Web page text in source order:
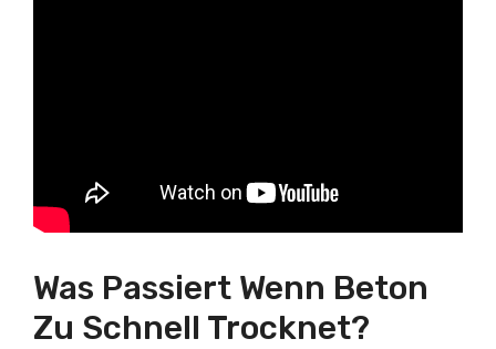
Was Passiert Wenn Beton
Zu Schnell Trocknet?